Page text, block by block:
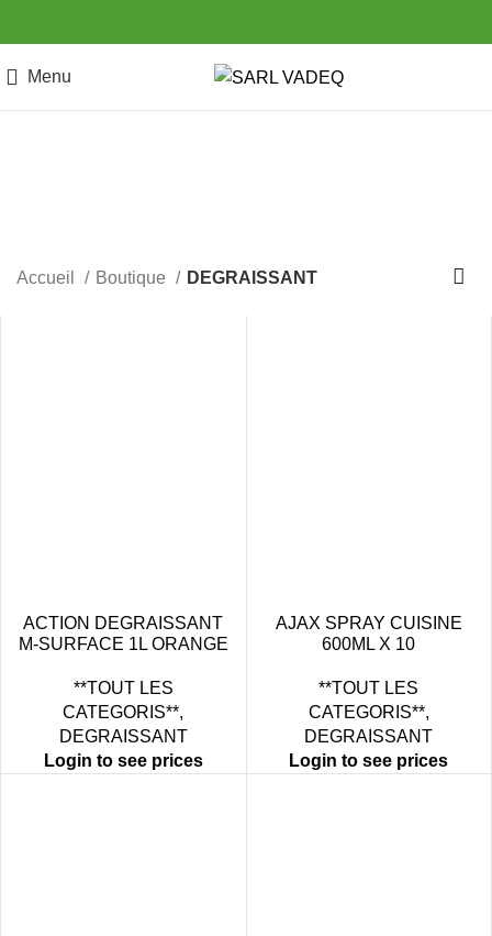
Menu
Accueil Boutique DEGRAISSANT
ACTION DEGRAISSANT
M-SURFACE 1L ORANGE
**TOUT LES
CATEGORIS**,
DEGRAISSANT
Login to see prices
AJAX SPRAY CUISINE
600ML X 10
**TOUT LES
CATEGORIS**,
DEGRAISSANT
Login to see prices